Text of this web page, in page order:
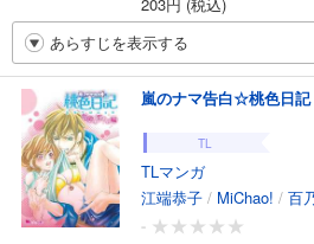
あらすじを表示する
嵐のナマ告白☆桃色日
TL
TLマンガ
江端恭子 / MiChao! / 百
-